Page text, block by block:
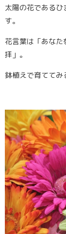
太陽の花である
す。
花言葉は「あな
拝」。
鉢植えで育ててみ